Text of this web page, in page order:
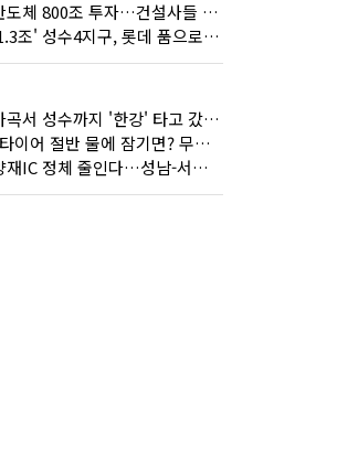
반도체 800조 투자…건설사들 "물 들어온다!"
'1.3조' 성수4지구, 롯데 품으로…'성수르엘 S70' 거듭
마곡서 성수까지 '한강' 타고 갔습니다
"타이어 절반 물에 잠기면? 무조건 탈출하세요"
양재IC 정체 줄인다…성남-서초 고속도로 2029년 착공